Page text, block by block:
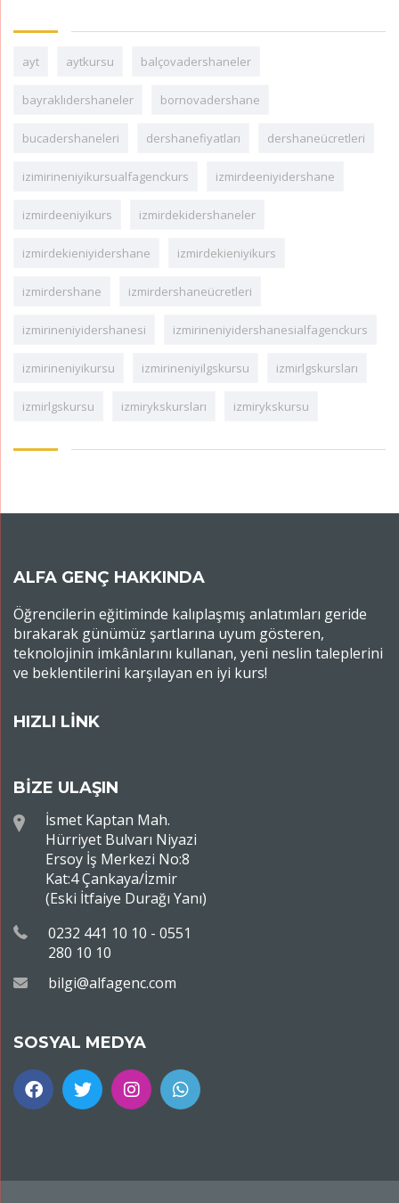
ayt aytkursu balçovadershaneler
bayraklıdershaneler bornovadershane
bucadershaneleri dershanefiyatları dershaneücretleri
izimirineniyikursualfagenckurs izmirdeeniyidershane
izmirdeeniyikurs izmirdekidershaneler
izmirdekieniyidershane izmirdekieniyikurs
izmirdershane izmirdershaneücretleri
izmirineniyidershanesi izmirineniyidershanesialfagenckurs
izmirineniyikursu izmirineniyilgskursu izmirlgskursları
izmirlgskursu izmirykskursları izmirykskursu
ALFA GENÇ HAKKINDA
Öğrencilerin eğitiminde kalıplaşmış anlatımları geride
bırakarak günümüz şartlarına uyum gösteren,
teknolojinin imkânlarını kullanan, yeni neslin taleplerini
ve beklentilerini karşılayan en iyi kurs!
HIZLI LİNK
BİZE ULAŞIN
İsmet Kaptan Mah.
Hürriyet Bulvarı Niyazi
Ersoy İş Merkezi No:8
Kat:4 Çankaya/İzmir
(Eski İtfaiye Durağı Yanı)
0232 441 10 10 - 0551
280 10 10
bilgi@alfagenc.com
SOSYAL MEDYA